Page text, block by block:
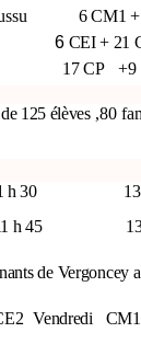
6 CM1
CEI + 21
17 CP
125 élèves ,80
h 30
h 45
de Vergoncey
Vendredi